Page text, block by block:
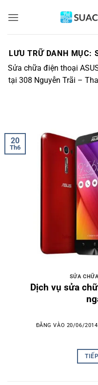
qua
LƯU TRỮ DANH MỤC:
Sửa chữa điện thoại
tại 308 Nguyễn Trãi –
20
Th6
SỬA
Dịch vụ sửa
ĐĂNG VÀO 20/06/2014